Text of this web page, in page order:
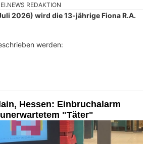
REDAKTION
2026) wird die 13-jährige Fiona R.A.
werden:
Hessen: Einbruchalarm
"Täter"